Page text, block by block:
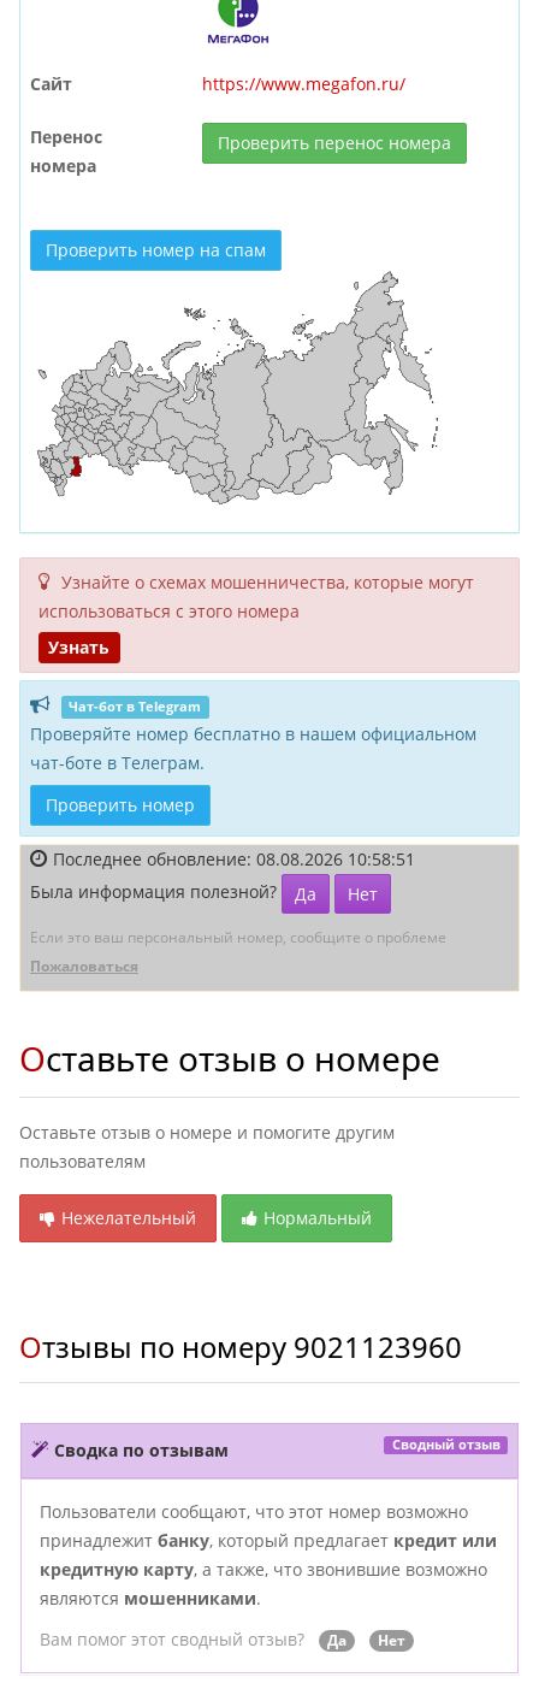
Сайт https://www.megafon.ru/
Перенос
номера
Проверить перенос номера
Проверить номер на спам
Узнайте о схемах мошенни­чества, кото­рые могут
исполь­зоваться с этого номера
Узнать
Чат-бот в Telegram
Проверяйте номер бесплатно в нашем официальном
чат-боте в Телеграм.
Проверить номер
Последнее обновление: 08.08.2026 10:58:51
Была информация полезной?
Да Нет
Если это ваш персональный номер, сообщите о проблеме
Пожаловаться
Оставьте отзыв о номере
Оставьте отзыв о номере и помогите другим
пользователям
Нежелательный Нормальный
Отзывы по номеру 9021123960
Сводка по отзывам Сводный отзыв
Пользователи сообщают, что этот номер возможно
принадлежит банку, который предлагает кредит или
кредитную карту, а также, что звонившие возможно
являются мошенниками.
Вам помог этот сводный отзыв?
Да Нет